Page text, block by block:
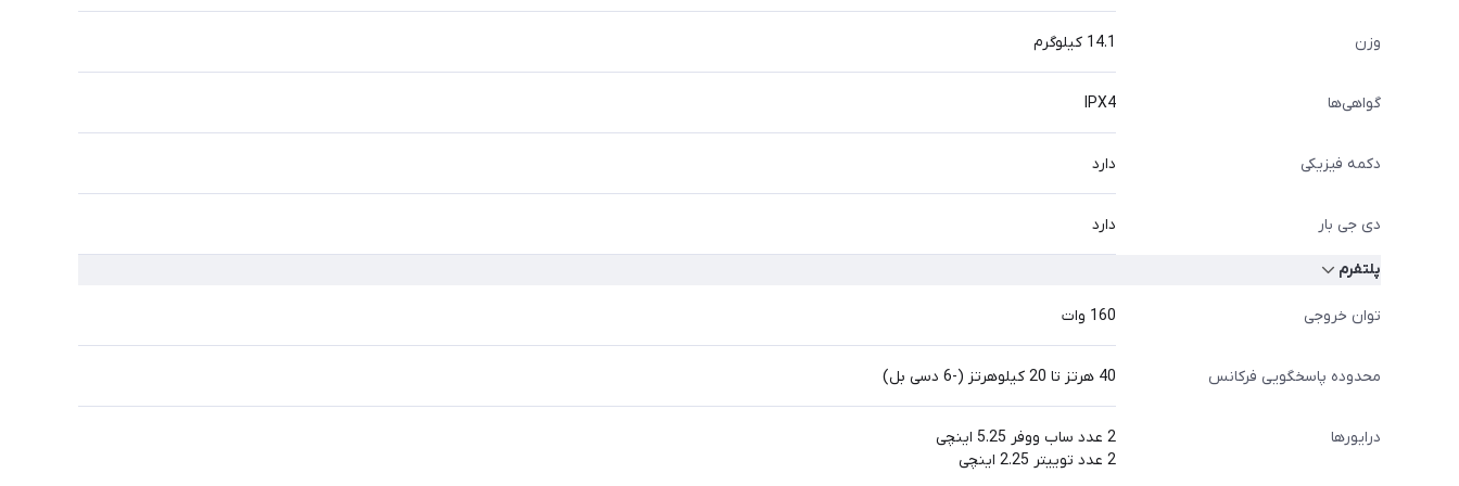
وزن 14.1 کیلوگرم
گواهی‌ها IPX4
دکمه فیزیکی دارد
دی جی بار دارد
پلتفرم
توان خروجی 160 وات
محدوده پاسخگویی فرکانس 40 هرتز تا 20 کیلوهرتز (-6 دسی بل)
درایورها
2 عدد ساب ووفر 5.25 اینچی
2 عدد توییتر 2.25 اینچی